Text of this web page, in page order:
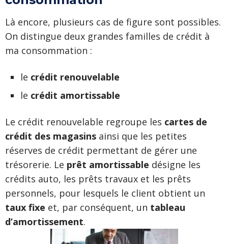
Là encore, plusieurs cas de figure sont possibles.
On distingue deux grandes familles de crédit à
ma consommation :
le crédit renouvelable
le crédit amortissable
Le crédit renouvelable regroupe les cartes de
crédit des magasins ainsi que les petites
réserves de crédit permettant de gérer une
trésorerie. Le prêt amortissable désigne les
crédits auto, les prêts travaux et les prêts
personnels, pour lesquels le client obtient un
taux fixe et, par conséquent, un tableau
d’amortissement.